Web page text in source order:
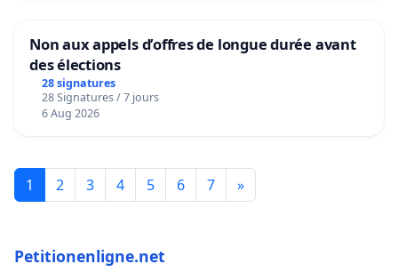
Non aux appels d’offres de longue durée avant
des élections
28 signatures
28 Signatures / 7 jours
6 Aug 2026
1 2 3 4 5 6 7 »
Petitionenligne.net